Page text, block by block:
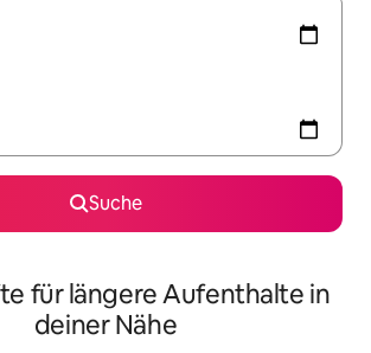
Suche
für längere Aufenthalte in
deiner Nähe